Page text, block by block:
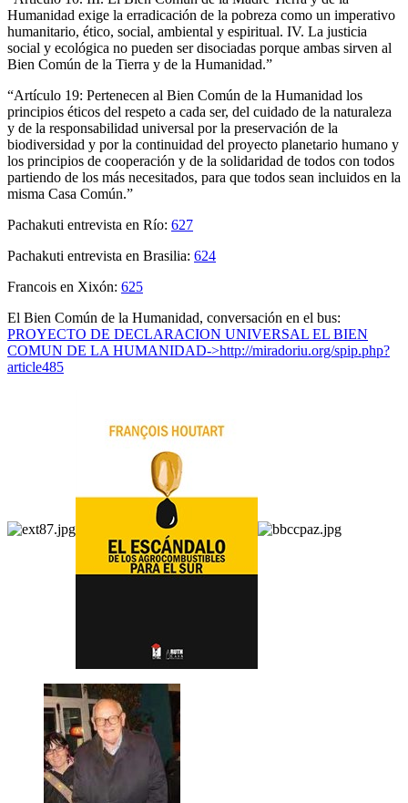
Humanidad exige la erradicación de la pobreza como un imperativo
humanitario, ético, social, ambiental y espiritual. IV. La justicia
social y ecológica no pueden ser disociadas porque ambas sirven al
Bien Común de la Tierra y de la Humanidad.”
“Artículo 19: Pertenecen al Bien Común de la Humanidad los
principios éticos del respeto a cada ser, del cuidado de la naturaleza
y de la responsabilidad universal por la preservación de la
biodiversidad y por la continuidad del proyecto planetario humano y
los principios de cooperación y de la solidaridad de todos con todos
partiendo de los más necesitados, para que todos sean incluidos en la
misma Casa Común.”
Pachakuti entrevista en Río: 627
Pachakuti entrevista en Brasilia: 624
Francois en Xixón: 625
El Bien Común de la Humanidad, conversación en el bus:
PROYECTO DE DECLARACION UNIVERSAL EL BIEN
COMUN DE LA HUMANIDAD->http://miradoriu.org/spip.php?
article485